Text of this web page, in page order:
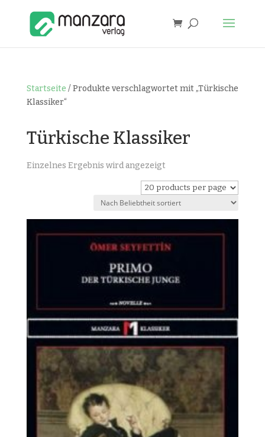
Startseite / Produkte verschlagwortet mit „Türkische
Klassiker“
Türkische Klassiker
Einzelnes Ergebnis wird angezeigt